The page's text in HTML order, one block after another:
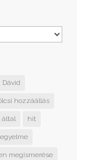
Dávid
hozzáállás
által hit
megismerése